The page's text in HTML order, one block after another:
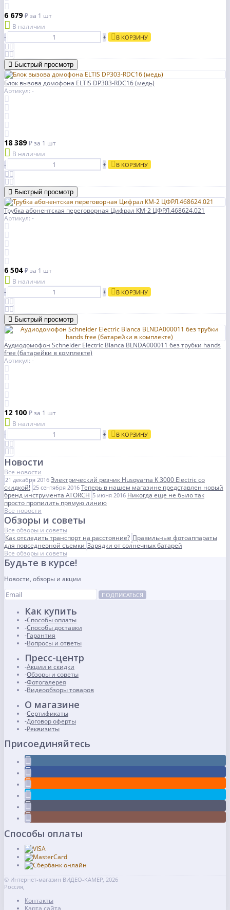
6 679₽за 1 шт
В наличии
-
+ В КОРЗИНУ
Быстрый просмотр
Блок вызова домофона ELTIS DP303-RDC16 (медь)
Артикул: -
18 389₽за 1 шт
В наличии
-
+ В КОРЗИНУ
Быстрый просмотр
Трубка абонентская переговорная Цифрал КМ-2 ЦФРЛ.468624.021
Артикул: -
6 504₽за 1 шт
В наличии
-
+ В КОРЗИНУ
Быстрый просмотр
Аудиодомофон Schneider Electric Blanca BLNDA000011 без трубки hands
free (батарейки в комплекте)
Артикул: -
12 100 ₽за 1 шт
В наличии
-
+ В КОРЗИНУ
Новости
Все новости
21 декабря 2016 Электрический резчик Husqvarna K 3000 Electric со
скидкой! 25 сентября 2016 Теперь в нашем магазине представлен новый
бренд инструмента ATORCH 5 июня 2016 Никогда еще не было так
просто пропилить прямую линию
Все новости
Обзоры и советы
Все обзоры и советы
Как отследить транспорт на расстояние? Правильные фотоаппараты
для повседневной съемки Зарядки от солнечных батарей
Все обзоры и советы
Будьте в курсе!
Новости, обзоры и акции
ПОДПИСАТЬСЯ
Как купить
Способы оплаты
Способы доставки
Гарантия
Вопросы и ответы
Пресс-центр
Акции и скидки
Обзоры и советы
Фотогалерея
Видеообзоры товаров
О магазине
Сертификаты
Договор оферты
Реквизиты
Присоединяйтесь
Способы оплаты
© Интернет-магазин ВИДЕО-КАМЕР, 2026
Россия,
Контакты